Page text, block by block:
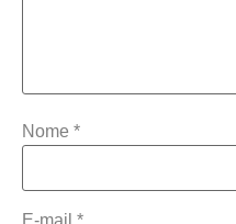
Nome *
E-mail *